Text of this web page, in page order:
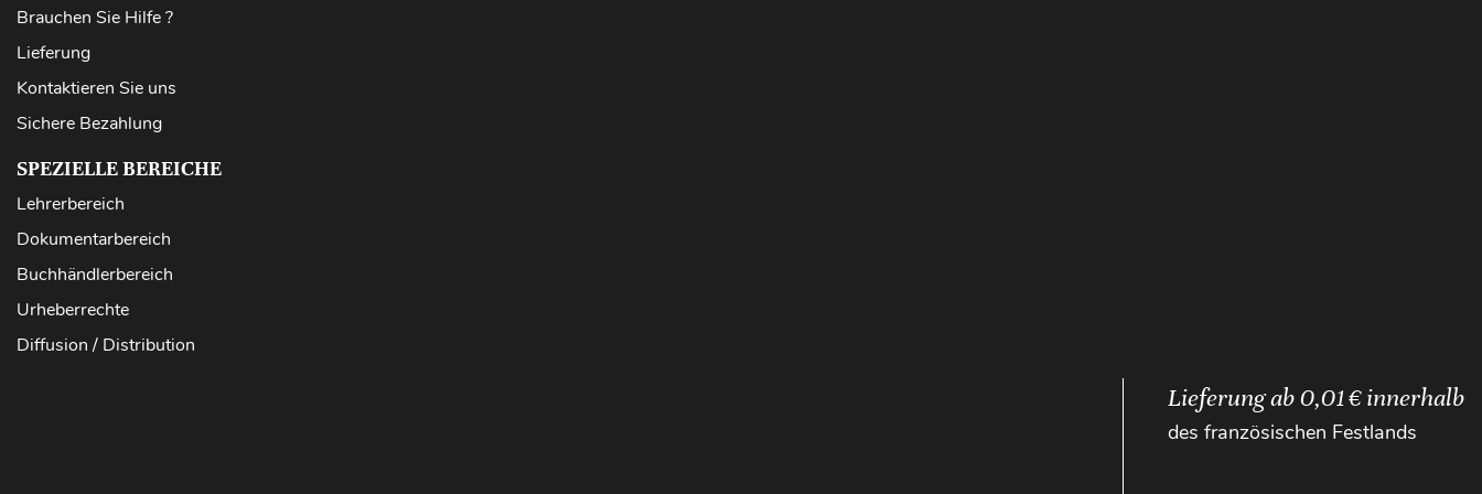
Brauchen Sie Hilfe ?
Lieferung
Kontaktieren Sie uns
Sichere Bezahlung
SPEZIELLE BEREICHE
Lehrerbereich
Dokumentarbereich
Buchhändlerbereich
Urheberrechte
Diffusion / Distribution
Lieferung ab 0,01 € innerhalb
des französischen Festlands